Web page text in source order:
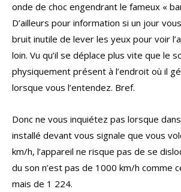
onde de choc engendrant le fameux «
D’ailleurs pour information si un jour
bruit inutile de lever les yeux pour voir
loin. Vu qu’il se déplace plus vite que le
physiquement présent à l’endroit où il
lorsque vous l’entendez. Bref.
Donc ne vous inquiétez pas lorsque dans
installé devant vous signale que vous
km/h, l’appareil ne risque pas de se
du son n’est pas de 1000 km/h comme
mais de 1 224.